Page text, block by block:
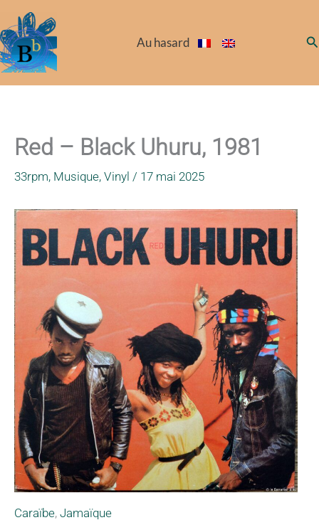
au
contenu
Au hasard
Red – Black Uhuru, 1981
33rpm, Musique, Vinyl / 17 mai 2025
Caraïbe, Jamaïque